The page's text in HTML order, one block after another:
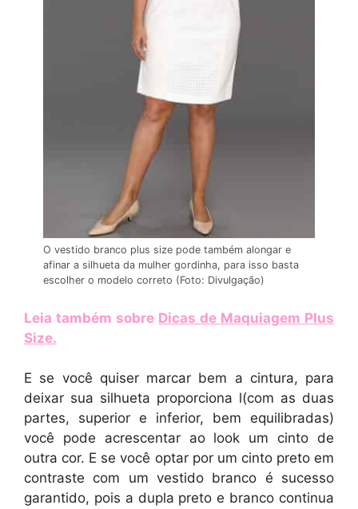
O vestido branco plus size pode também alongar e
afinar a silhueta da mulher gordinha, para isso basta
escolher o modelo correto (Foto: Divulgação)
Leia também sobre Dicas de Maquiagem Plus
Size.
E se você quiser marcar bem a cintura, para
deixar sua silhueta proporciona l(com as duas
partes, superior e inferior, bem equilibradas)
você pode acrescentar ao look um cinto de
outra cor. E se você optar por um cinto preto em
contraste com um vestido branco é sucesso
garantido, pois a dupla preto e branco continua